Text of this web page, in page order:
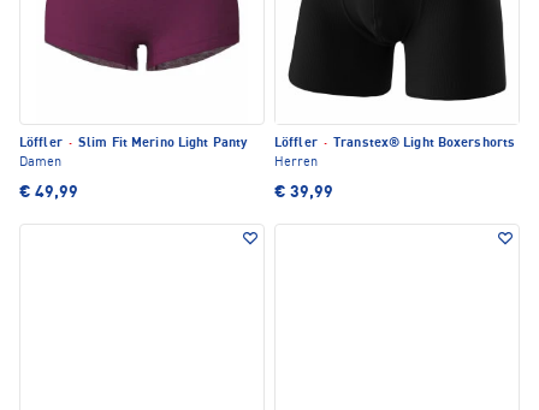
Löffler · Slim Fit Merino Light Panty
Damen
€ 49,99
Löffler ·
Transtex® Light Boxershorts
Herren
€ 39,99